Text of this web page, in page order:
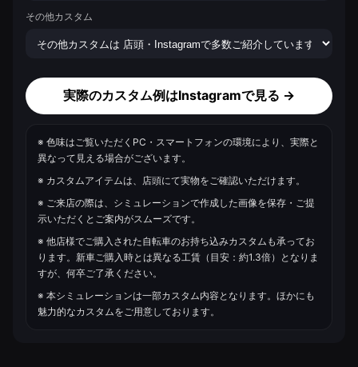
その他カスタム
実際のカスタム例はInstagramで見る →
※ 色味はご覧いただくPC・スマートフォンの環境により、実際と
異なって見える場合がございます。
※ カスタムアイテムは、店頭にて実物をご確認いただけます。
※ ご来店の際は、シミュレーションで作成した画像を保存・ご提
示いただくとご案内がスムーズです。
※ 他店様でご購入された自転車のお持ち込みカスタムも承ってお
ります。新車ご購入時とは異なる工賃（目安：約1.3倍）となりま
すが、何卒ご了承ください。
※ 本シミュレーションは一部カスタム内容となります。ほかにも
魅力的なカスタムをご用意しております。